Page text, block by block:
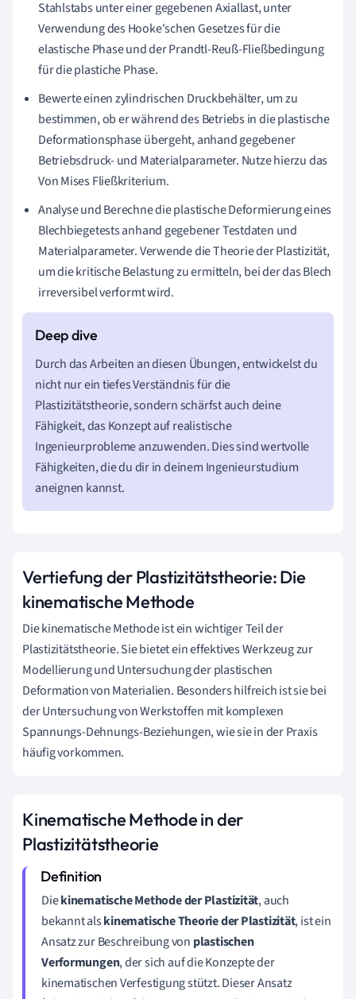
Stahlstabs unter einer gegebenen Axiallast, unter
Verwendung des Hooke'schen Gesetzes für die
elastische Phase und der Prandtl-Reuß-Fließbedingung
für die plastiche Phase.
Bewerte einen zylindrischen Druckbehälter, um zu
bestimmen, ob er während des Betriebs in die plastische
Deformationsphase übergeht, anhand gegebener
Betriebsdruck- und Materialparameter. Nutze hierzu das
Von Mises Fließkriterium.
Analyse und Berechne die plastische Deformierung eines
Blechbiegetests anhand gegebener Testdaten und
Materialparameter. Verwende die Theorie der Plastizität,
um die kritische Belastung zu ermitteln, bei der das Blech
irreversibel verformt wird.
Durch das Arbeiten an diesen Übungen, entwickelst du
nicht nur ein tiefes Verständnis für die
Plastizitätstheorie, sondern schärfst auch deine
Fähigkeit, das Konzept auf realistische
Ingenieurprobleme anzuwenden. Dies sind wertvolle
Fähigkeiten, die du dir in deinem Ingenieurstudium
aneignen kannst.
Vertiefung der Plastizitätstheorie: Die
kinematische Methode
Die kinematische Methode ist ein wichtiger Teil der
Plastizitätstheorie. Sie bietet ein effektives Werkzeug zur
Modellierung und Untersuchung der plastischen
Deformation von Materialien. Besonders hilfreich ist sie bei
der Untersuchung von Werkstoffen mit komplexen
Spannungs-Dehnungs-Beziehungen, wie sie in der Praxis
häufig vorkommen.
Kinematische Methode in der
Plastizitätstheorie
Diekinematische Methode der Plastizität, auch
bekannt alskinematische Theorie der Plastizität, ist ein
Ansatz zur Beschreibung von plastischen
Verformungen, der sich auf die Konzepte der
kinematischen Verfestigung stützt. Dieser Ansatz